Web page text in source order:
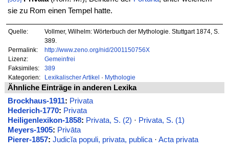
sie zu Rom einen Tempel hatte.
Quelle:
Vollmer, Wilhelm: Wörterbuch der Mythologie. Stuttgart 1874, S.
389.
Permalink:
http://www.zeno.org/nid/2001150756X
Lizenz:
Gemeinfrei
Faksimiles:
389
Kategorien:
Lexikalischer Artikel · Mythologie
Ähnliche Einträge in anderen Lexika
Brockhaus-1911: Privata
Hederich-1770: Privata
Heiligenlexikon-1858: Privata, S. (2) · Privata, S. (1)
Meyers-1905: Privāta
Pierer-1857: Judicĭa populi, privata, publica· Acta privata